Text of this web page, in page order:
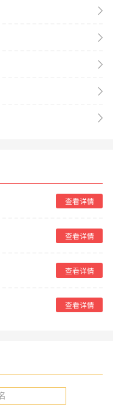
查看详情
查看详情
查看详情
查看详情